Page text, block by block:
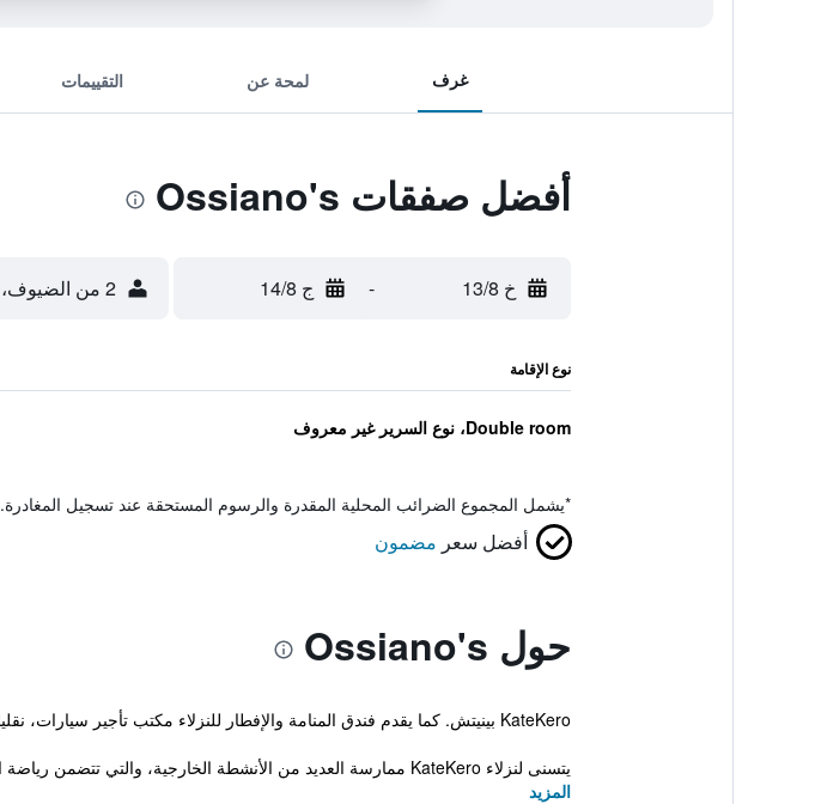
غرف لمحة عن التقييمات
أفضل صفقات Ossiano's
خ 13/8 - ج 14/8 2 من الضيوف، غرفة واحدة
نوع الإقامة
Double room، نوع السرير غير معروف
*يشمل المجموع الضرائب المحلية المقدرة والرسوم المستحقة عند تسجيل المغادرة.
أفضل سعر مضمون
حول Ossiano's
KateKero بينيتش. كما يقدم فندق المنامة والإفطار للنزلاء مكتب تأجير سيارات، نقليات من وإلى المطار ومصعد.
يتسنى لنزلاء KateKero ممارسة العديد من الأنشطة الخارجية، والتي تتضمن رياضة الغطس وصيد الس...
المزيد